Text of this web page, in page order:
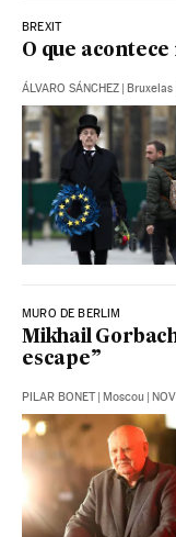
BREXIT
O que
ÁLVARO SÁNCHEZ Bruxelas
MURO DE BERLIM
Mikhail
escape”
PILAR BONET | Moscou |